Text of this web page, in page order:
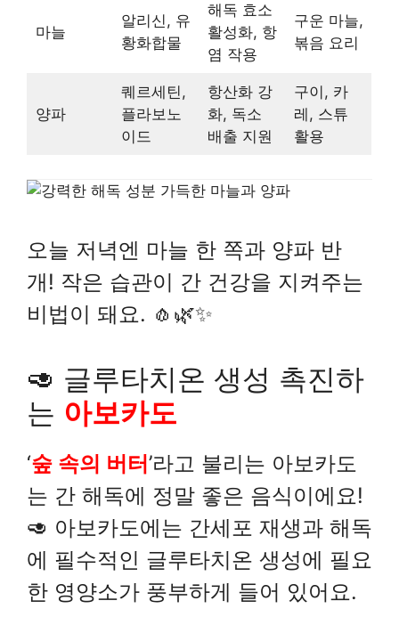
마늘
알리신, 유
황화합물
해독 효소
활성화, 항
염 작용
구운 마늘,
볶음 요리
양파
퀘르세틴,
플라보노
이드
항산화 강
화, 독소
배출 지원
구이, 카
레, 스튜
활용
오늘 저녁엔 마늘 한 쪽과 양파 반
개! 작은 습관이 간 건강을 지켜주는
비법이 돼요. 🧄🌿✨
🥑 글루타치온 생성 촉진하
는 아보카도
‘숲 속의 버터’라고 불리는 아보카도
는 간 해독에 정말 좋은 음식이에요!
🥑 아보카도에는 간세포 재생과 해독
에 필수적인 글루타치온 생성에 필요
한 영양소가 풍부하게 들어 있어요.